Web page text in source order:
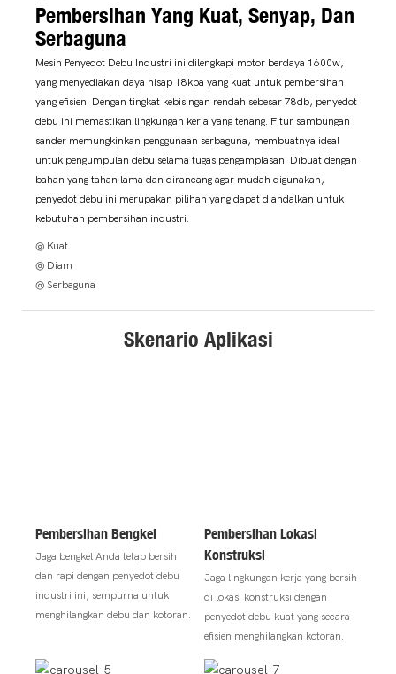
Pembersihan Yang Kuat, Senyap, Dan
Serbaguna
Mesin Penyedot Debu Industri ini dilengkapi motor berdaya 1600w,
yang menyediakan daya hisap 18kpa yang kuat untuk pembersihan
yang efisien. Dengan tingkat kebisingan rendah sebesar 78db, penyedot
debu ini memastikan lingkungan kerja yang tenang. Fitur sambungan
sander memungkinkan penggunaan serbaguna, membuatnya ideal
untuk pengumpulan debu selama tugas pengamplasan. Dibuat dengan
bahan yang tahan lama dan dirancang agar mudah digunakan,
penyedot debu ini merupakan pilihan yang dapat diandalkan untuk
kebutuhan pembersihan industri.
◎ Kuat
◎ Diam
◎ Serbaguna
Skenario Aplikasi
Pembersihan Bengkel
Jaga bengkel Anda tetap bersih
dan rapi dengan penyedot debu
industri ini, sempurna untuk
menghilangkan debu dan kotoran.
Pembersihan Lokasi
Konstruksi
Jaga lingkungan kerja yang bersih
di lokasi konstruksi dengan
penyedot debu kuat yang secara
efisien menghilangkan kotoran.